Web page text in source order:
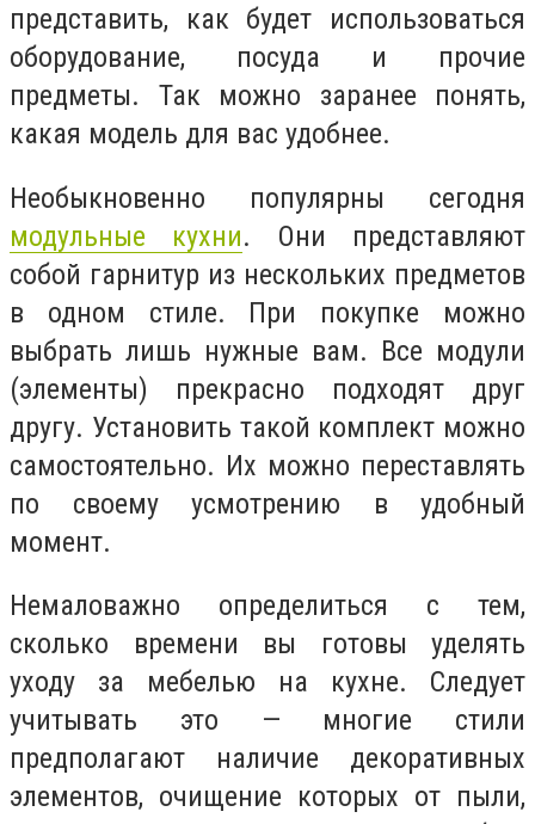
представить, как будет использоваться
оборудование, посуда и прочие
предметы. Так можно заранее понять,
какая модель для вас удобнее.
Необыкновенно популярны сегодня
модульные кухни. Они представляют
собой гарнитур из нескольких предметов
в одном стиле. При покупке можно
выбрать лишь нужные вам. Все модули
(элементы) прекрасно подходят друг
другу. Установить такой комплект можно
самостоятельно. Их можно переставлять
по своему усмотрению в удобный
момент.
Немаловажно определиться с тем,
сколько времени вы готовы уделять
уходу за мебелью на кухне. Следует
учитывать это — многие стили
предполагают наличие декоративных
элементов, очищение которых от пыли,